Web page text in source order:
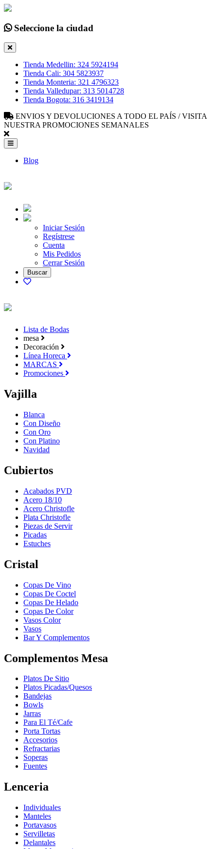
Seleccione la ciudad
Tienda Medellin: 324 5924194
Tienda Cali: 304 5823937
Tienda Monteria: 321 4796323
Tienda Valledupar: 313 5014728
Tienda Bogota: 316 3419134
ENVIOS Y DEVOLUCIONES A TODO EL PAÍS / VISITA
NUESTRA PROMOCIONES SEMANALES
Blog
Iniciar Sesión
Regístrese
Cuenta
Mis Pedidos
Cerrar Sesión
Lista de Bodas
mesa
Decoración
Línea Horeca
MARCAS
Promociones
Vajilla
Blanca
Con Diseño
Con Oro
Con Platino
Navidad
Cubiertos
Acabados PVD
Acero 18/10
Acero Christofle
Plata Christofle
Piezas de Servir
Picadas
Estuches
Cristal
Copas De Vino
Copas De Coctel
Copas De Helado
Copas De Color
Vasos Color
Vasos
Bar Y Complementos
Complementos Mesa
Platos De Sitio
Platos Picadas/Quesos
Bandejas
Bowls
Jarras
Para El Té/Cafe
Porta Tortas
Accesorios
Refractarias
Soperas
Fuentes
Lenceria
Individuales
Manteles
Portavasos
Servilletas
Delantales